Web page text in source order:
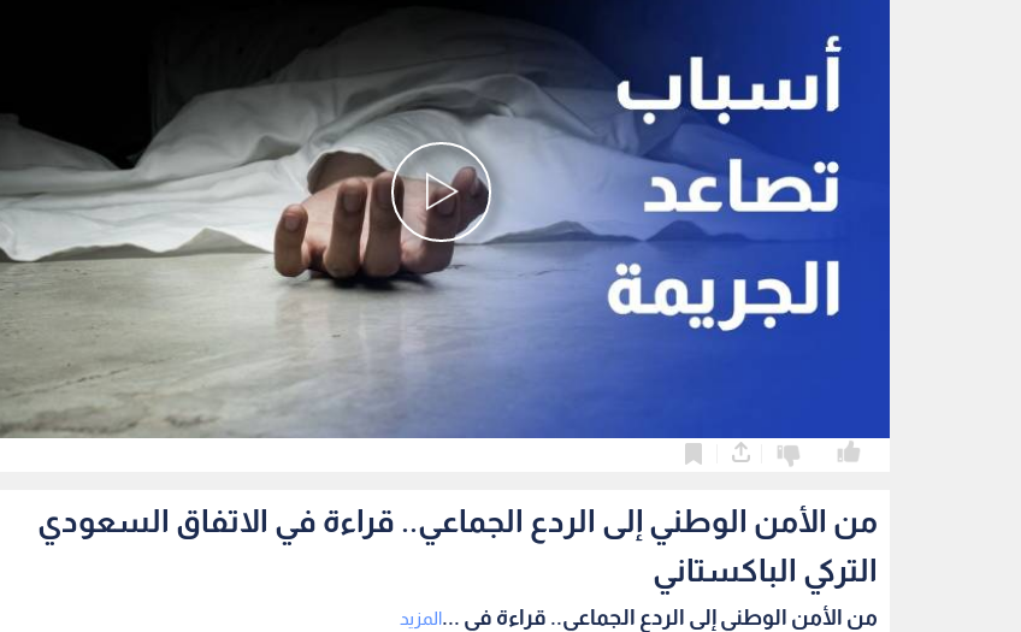
من الأمن الوطني إلى الردع الجماعي.. قراءة في الاتفاق السعودي
التركي الباكستاني
من الأمن الوطني إلى الردع الجماعي.. قراءة في ...المزيد